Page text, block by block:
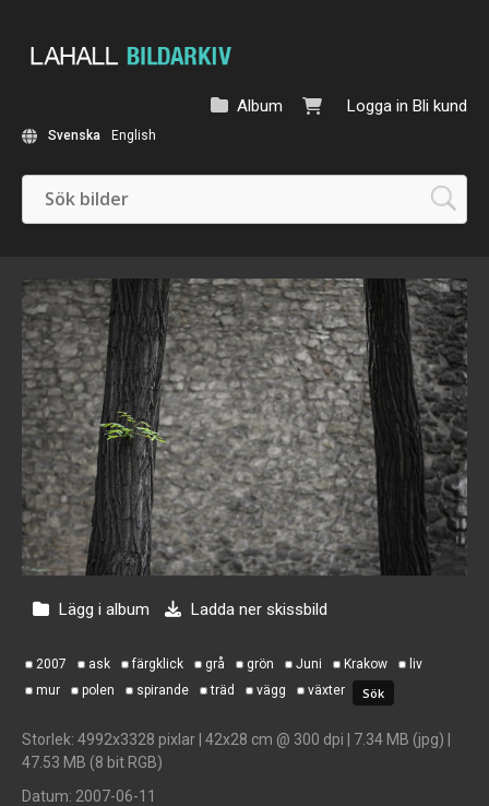
Logga in Bli kund
Album
Svenska English
Lägg i album Ladda ner skissbild
2007 ask färgklick grå grön Juni Krakow
liv
mur
polen spirande träd vägg växter
Storlek: 4992x3328 pixlar | 42x28 cm @ 300 dpi | 7.34 MB (jpg) |
47.53 MB (8 bit RGB)
Datum: 2007-06-11